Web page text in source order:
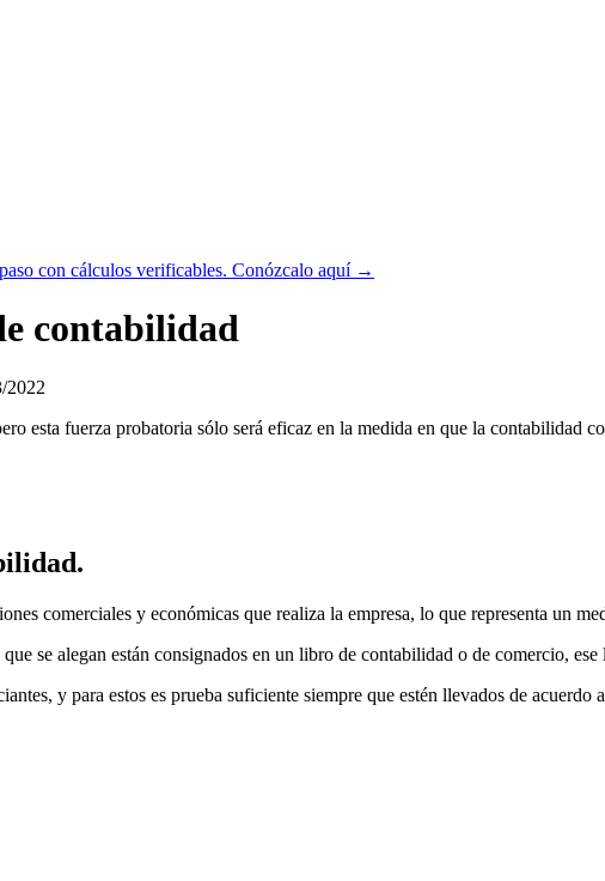
con cálculos verificables. Conózcalo aquí →
contabilidad
2022
esta fuerza probatoria sólo será eficaz en la medida en que la contabilidad
comerciales y económicas que realiza la empresa, lo que representa un
se alegan están consignados en un libro de contabilidad o de comercio,
y para estos es prueba suficiente siempre que estén llevados de acuerdo